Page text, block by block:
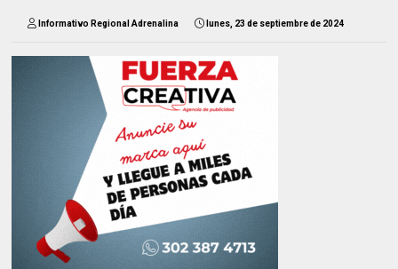
Informativo Regional Adrenalina lunes, 23 de septiembre de 2024